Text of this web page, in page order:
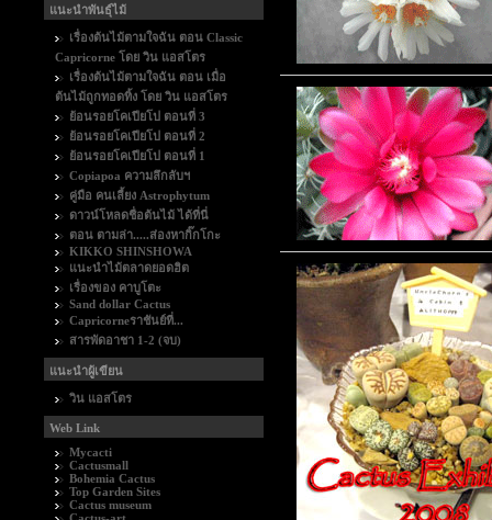
แนะนำพันธุ์ไม้
เรื่องต้นไม้ตามใจฉัน ตอน Classic
Capricorne โดย วิน แอสโตร
เรื่องต้นไม้ตามใจฉัน ตอน เมื่อ
ต้นไม้ถูกทอดทิ้ง โดย วิน แอสโตร
ย้อนรอยโคเปียโป ตอนที่ 3
ย้อนรอยโคเปียโป ตอนที่ 2
ย้อนรอยโคเปียโป ตอนที่ 1
Copiapoa ความลึกลับฯ
คู่มือ คนเลี้ยง Astrophytum
ดาวน์โหลดชื่อต้นไม้ ได้ที่นี่
ตอน ตามล่า.....ส่องหากิ๊กโกะ
KIKKO SHINSHOWA
แนะนำไม้ตลาดยอดฮิต
เรื่องของ คาบูโตะ
Sand dollar Cactus
Capricorneราชันย์ที่...
สารพัดอาชา 1-2 (จบ)
แนะนำผู้เขียน
วิน แอสโตร
Web Link
Mycacti
Cactusmall
Bohemia Cactus
Top Garden Sites
Cactus museum